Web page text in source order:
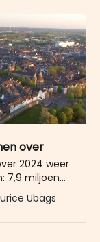
over
2024 weer
7,9 miljoen
euro
stad zelfs
Ubags